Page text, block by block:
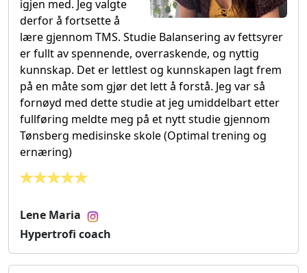
igjen med. Jeg valgte
derfor å fortsette å
lære gjennom TMS. Studie Balansering av fettsyrer
er fullt av spennende, overraskende, og nyttig
kunnskap. Det er lettlest og kunnskapen lagt frem
på en måte som gjør det lett å forstå. Jeg var så
fornøyd med dette studie at jeg umiddelbart etter
fullføring meldte meg på et nytt studie gjennom
Tønsberg medisinske skole (Optimal trening og
ernæring)
Lene Maria
Hypertrofi coach